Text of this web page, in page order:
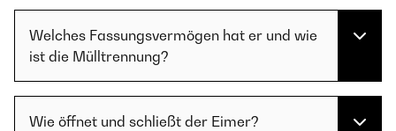
Welches Fassungsvermögen hat er und wie
ist die Mülltrennung?
Wie öffnet und schließt der Eimer?